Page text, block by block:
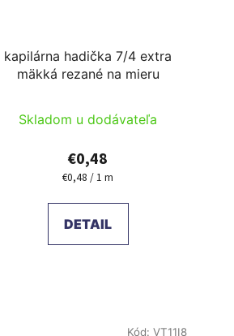
kapilárna hadička 7/4 extra
mäkká rezané na mieru
Skladom u dodávateľa
€0,48
Jednotková
€0,48 / 1 m
DETAIL
Kód: VT11I8